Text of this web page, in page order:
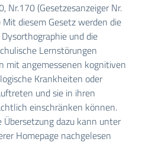
Nr.170 (Gesetzesanzeiger Nr.
diesem Gesetz werden die
und die
Lernstörungen
mit angemessenen kognitiven
Krankheiten oder
und sie in ihren
einschränken können.
Übersetzung dazu kann unter
Homepage nachgelesen